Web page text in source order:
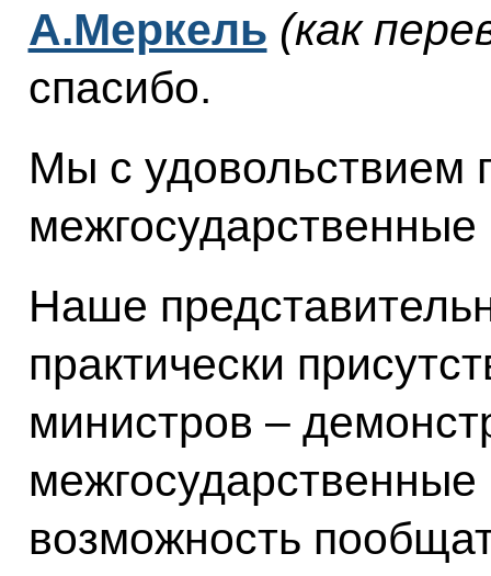
А.Меркель (как
спасибо.
Мы с удовольствием
межгосударственные
Наше
практически
министров –
возможность